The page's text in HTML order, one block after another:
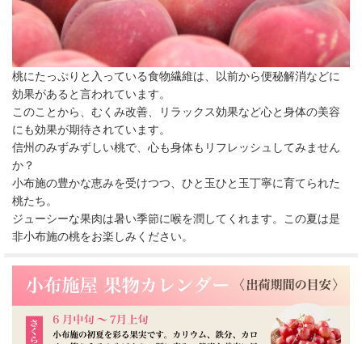
桃にたっぷりと入っている食物繊維は、以前から便秘解消などに
効果があると言われています。
このことから、むくみ改善、リラックス効果など心と身体の美容
にも効果が期待されています。
信州のみずみずしい桃で、心も身体もリフレッシュしてみません
か？
小布施の豊かな恵みを受けつつ、ひと玉ひと玉丁寧に育てられた
桃たち。
ジューシーな果肉は暑い季節に喉を潤してくれます。この夏は是
非小布施の桃をお楽しみください。